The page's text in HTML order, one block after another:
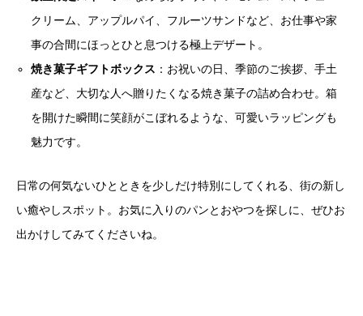
クリーム、アップルパイ、フルーツサンドなど、お仕事や家
事の合間にほっとひと息つける極上デザート。
焼き菓子ギフトボックス ：お祝いの日、季節のご挨拶、手土
産など、大切な人へ贈りたくなる焼き菓子の詰め合わせ。箱
を開けた瞬間に笑顔がこぼれるような、可愛いラッピングも
魅力です。
日常の何気ないひとときを少しだけ特別にしてくれる、街の新し
い癒やしスポット。お気に入りのパンとおやつを探しに、ぜひお
出かけしてみてくださいね。